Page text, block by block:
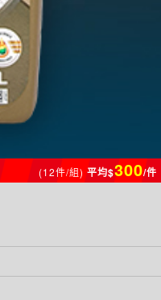
(12件/組) 平均$300/件